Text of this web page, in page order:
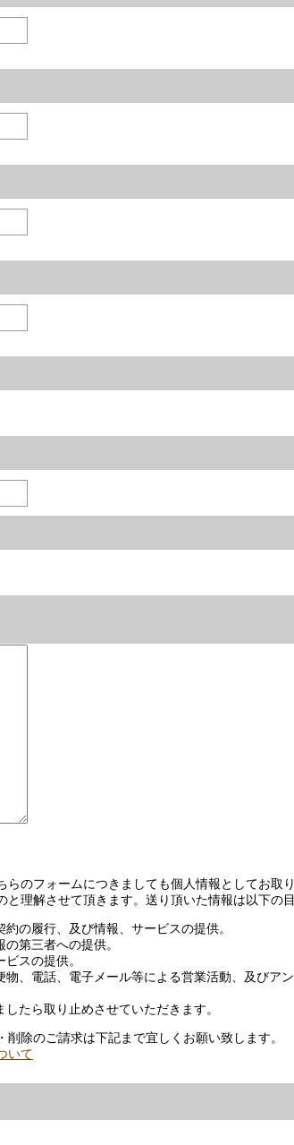
のフォームにつきましても個人情報としてお取
理解させて頂きます。送り頂いた情報は以下の
の履行、及び情報、サービスの提供。
第三者への提供。
スの提供。
、電話、電子メール等による営業活動、及びア
たら取り止めさせていただきます。
除のご請求は下記まで宜しくお願い致します。
いて